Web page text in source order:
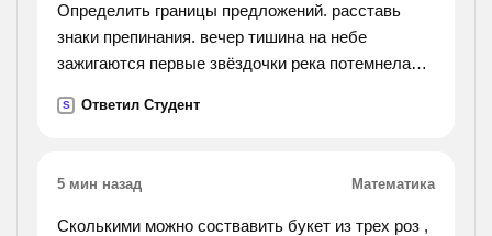
Определить границы предложений. расставь
знаки препинания. вечер тишина на небе
зажигаются первые звёздочки река потемнела
нарушил вечернюю тишину да это проснулись
S Ответил Студент
5 мин назад Математика
Сколькими можно соствавить букет из трех роз ,